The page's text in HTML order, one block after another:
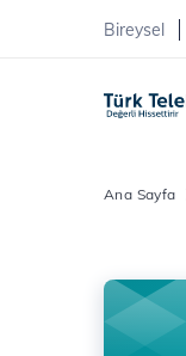
Bireysel
Ana Sayfa